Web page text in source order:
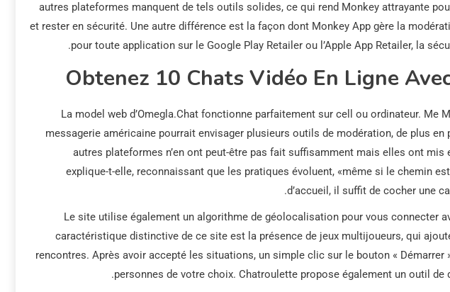
autres plateformes manquent de tels outils solides, ce qui rend Monkey attrayante
et rester en sécurité. Une autre différence est la façon dont Monkey App gère la
pour toute application sur le Google Play Retailer ou l’Apple App Retailer, la
Obtenez 10 Chats Vidéo En Ligne
La model web d’Omegla.Chat fonctionne parfaitement sur cell ou ordinateur. Me
messagerie américaine pourrait envisager plusieurs outils de modération, de plus
autres plateformes n’en ont peut-être pas fait suffisamment mais elles ont mis
explique-t-elle, reconnaissant que les pratiques évoluent, «même si le chemin
d’accueil, il suffit de cocher une
Le site utilise également un algorithme de géolocalisation pour vous connecter
caractéristique distinctive de ce site est la présence de jeux multijoueurs, qui
rencontres. Après avoir accepté les situations, un simple clic sur le bouton « Démarrer
personnes de votre choix. Chatroulette propose également un outil de